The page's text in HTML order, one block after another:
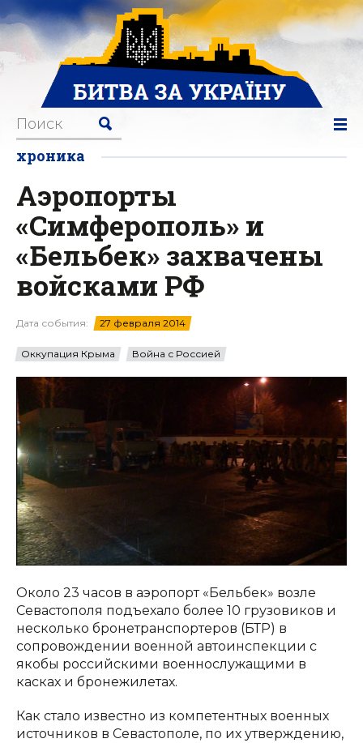
хроника
Аэропорты
«Симферополь» и
«Бельбек» захвачены
войсками РФ
Дата события: 27 февраля 2014
Оккупация Крыма Война с Россией
Около 23 часов в аэропорт «Бельбек» возле
Севастополя подъехало более 10 грузовиков и
несколько бронетранспортеров (БТР) в
сопровождении военной автоинспекции с
якобы российскими военнослужащими в
касках и бронежилетах.
Как стало известно из компетентных военных
источников в Севастополе, по их утверждению,